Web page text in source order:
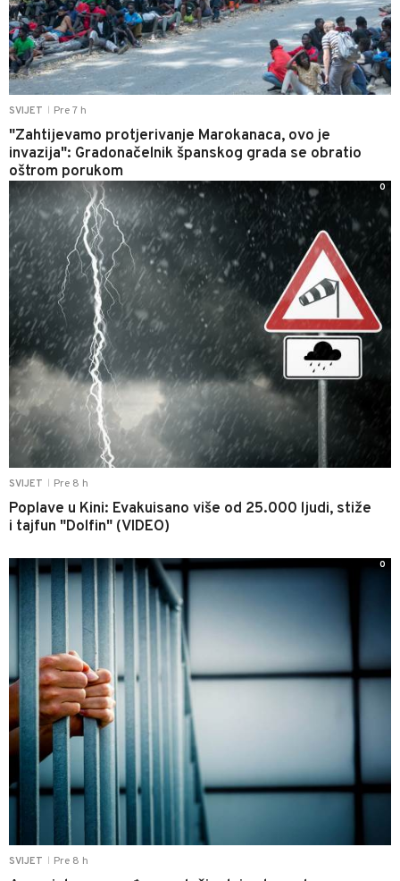
SVIJET Pre 7 h
"Zahtijevamo protjerivanje Marokanaca, ovo je
invazija": Gradonačelnik španskog grada se obratio
oštrom porukom
SVIJET Pre 8 h
Poplave u Kini: Evakuisano više od 25.000 ljudi, stiže
i tajfun "Dolfin" (VIDEO)
0
SVIJET Pre 8 h
0